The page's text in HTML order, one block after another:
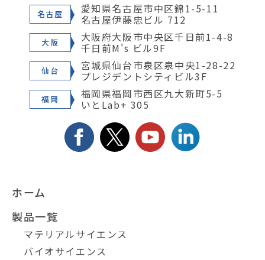
名古屋 愛知県名古屋市中区錦1-5-11
名古屋伊藤忠ビル 712
大阪 大阪府大阪市中央区千日前1-4-8
千日前M's ビル9F
仙台 宮城県仙台市泉区泉中央1-28-22
プレジデントシティビル3F
福岡 福岡県福岡市西区九大新町5-5
いとLab+ 305
ホーム
製品一覧
マテリアルサイエンス
バイオサイエンス